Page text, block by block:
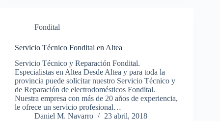
Fondital
Servicio Técnico Fondital en Altea
Servicio Técnico y Reparación Fondital.
Especialistas en Altea Desde Altea y para toda la
provincia puede solicitar nuestro Servicio Técnico y
de Reparación de electrodomésticos Fondital.
Nuestra empresa con más de 20 años de experiencia,
le ofrece un servicio profesional…
Daniel M. Navarro
23 abril, 2018